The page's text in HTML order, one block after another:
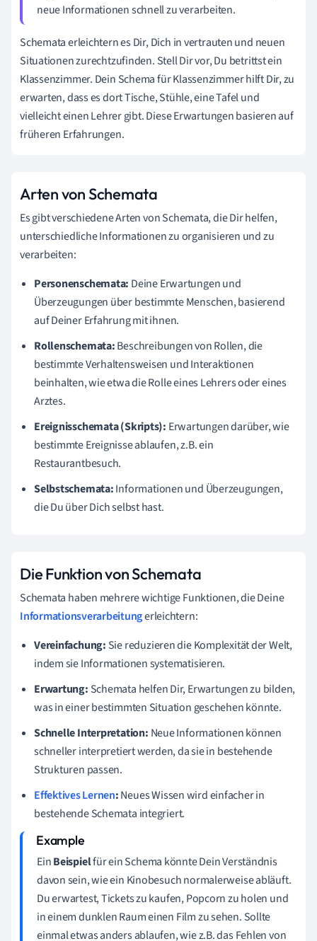
neue Informationen schnell zu verarbeiten.
Schemata erleichtern es Dir, Dich in vertrauten und neuen
Situationen zurechtzufinden. Stell Dir vor, Du betrittst ein
Klassenzimmer. Dein Schema für Klassenzimmer hilft Dir, zu
erwarten, dass es dort Tische, Stühle, eine Tafel und
vielleicht einen Lehrer gibt. Diese Erwartungen basieren auf
früheren Erfahrungen.
Arten von Schemata
Es gibt verschiedene Arten von Schemata, die Dir helfen,
unterschiedliche Informationen zu organisieren und zu
verarbeiten:
Personenschemata: Deine Erwartungen und
Überzeugungen über bestimmte Menschen, basierend
auf Deiner Erfahrung mit ihnen.
Rollenschemata:Beschreibungen von Rollen, die
bestimmte Verhaltensweisen und Interaktionen
beinhalten, wie etwa die Rolle eines Lehrers oder eines
Arztes.
Ereignisschemata (Skripts): Erwartungen darüber, wie
bestimmte Ereignisse ablaufen, z.B. ein
Restaurantbesuch.
Selbstschemata:Informationen und Überzeugungen,
die Du über Dich selbst hast.
Die Funktion von Schemata
Schemata haben mehrere wichtige Funktionen, die Deine
Informationsverarbeitungerleichtern:
Vereinfachung: Sie reduzieren die Komplexität der Welt,
indem sie Informationen systematisieren.
Erwartung: Schemata helfen Dir, Erwartungen zu bilden,
was in einer bestimmten Situation geschehen könnte.
Schnelle Interpretation: Neue Informationen können
schneller interpretiert werden, da sie in bestehende
Strukturen passen.
Effektives Lernen:Neues Wissen wird einfacher in
bestehende Schemata integriert.
EinBeispielfür ein Schema könnte Dein Verständnis
davon sein, wie ein Kinobesuch normalerweise abläuft.
Du erwartest, Tickets zu kaufen, Popcorn zu holen und
in einem dunklen Raum einen Film zu sehen. Sollte
einmal etwas anders ablaufen, wie z.B. das Fehlen von